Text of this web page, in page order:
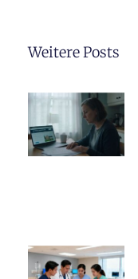
Weitere Posts